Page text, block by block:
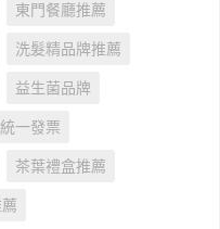
東門餐廳推薦
洗髮精品牌推薦
益生菌品牌
統一發票
茶葉禮盒推薦